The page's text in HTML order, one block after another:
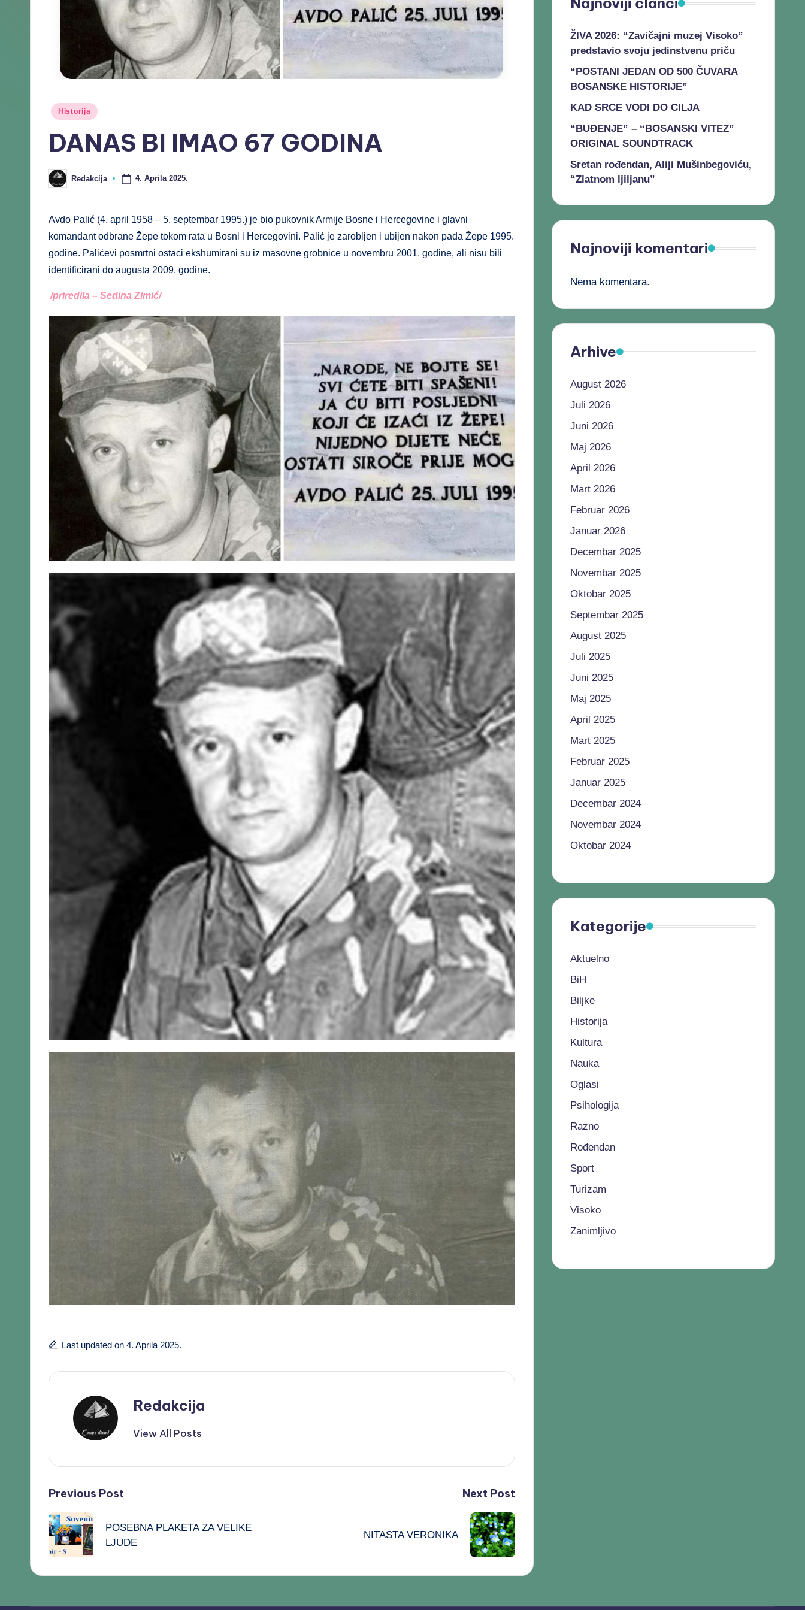
Historija
DANAS BI IMAO 67 GODINA
Redakcija 4. Aprila 2025.
Avdo Palić (4. april 1958 – 5. septembar 1995.) je bio pukovnik Armije Bosne i Hercegovine i glavni
komandant odbrane Žepe tokom rata u Bosni i Hercegovini. Palić je zarobljen i ubijen nakon pada Žepe 1995.
godine. Palićevi posmrtni ostaci ekshumirani su iz masovne grobnice u novembru 2001. godine, ali nisu bili
identificirani do augusta 2009. godine.
/priredila – Sedina Zimić/
Last updated on 4. Aprila 2025.
Redakcija
View All Posts
Previous Post
POSEBNA PLAKETA ZA VELIKE
LJUDE
Next Post
NITASTA VERONIKA
ŽIVA 2026: “Zavičajni muzej Visoko”
predstavio svoju jedinstvenu priču
“POSTANI JEDAN OD 500 ČUVARA
BOSANSKE HISTORIJE”
KAD SRCE VODI DO CILJA
“BUĐENJE” – “BOSANSKI VITEZ”
ORIGINAL SOUNDTRACK
Sretan rođendan, Aliji Mušinbegoviću,
“Zlatnom ljiljanu”
Najnoviji komentari
Nema komentara.
Arhive
August 2026
Juli 2026
Juni 2026
Maj 2026
April 2026
Mart 2026
Februar 2026
Januar 2026
Decembar 2025
Novembar 2025
Oktobar 2025
Septembar 2025
August 2025
Juli 2025
Juni 2025
Maj 2025
April 2025
Mart 2025
Februar 2025
Januar 2025
Decembar 2024
Novembar 2024
Oktobar 2024
Kategorije
Aktuelno
BiH
Biljke
Historija
Kultura
Nauka
Oglasi
Psihologija
Razno
Rođendan
Sport
Turizam
Visoko
Zanimljivo